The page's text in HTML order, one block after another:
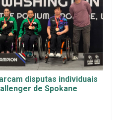
disputas individuais
de Spokane